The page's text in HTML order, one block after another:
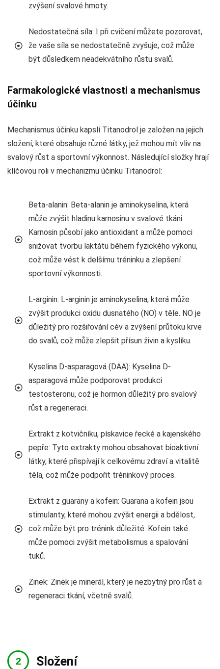
zvýšení svalové hmoty.
Nedostatečná síla: I při cvičení můžete pozorovat,
že vaše síla se nedostatečně zvyšuje, což může
být důsledkem neadekvátního růstu svalů.
Farmakologické vlastnosti a mechanismus
účinku
Mechanismus účinku kapslí Titanodrol je založen na jejich
složení, které obsahuje různé látky, jež mohou mít vliv na
svalový růst a sportovní výkonnost. Následující složky hrají
klíčovou roli v mechanizmu účinku Titanodrol:
Beta-alanin: Beta-alanin je aminokyselina, která
může zvýšit hladinu karnosinu v svalové tkáni.
Karnosin působí jako antioxidant a může pomoci
snižovat tvorbu laktátu během fyzického výkonu,
což může vést k delšímu tréninku a zlepšení
sportovní výkonnosti.
L-arginin: L-arginin je aminokyselina, která může
zvýšit produkci oxidu dusnatého (NO) v těle. NO je
důležitý pro rozšiřování cév a zvýšení průtoku krve
do svalů, což může zlepšit přísun živin a kyslíku.
Kyselina D-asparagová (DAA): Kyselina D-
asparagová může podporovat produkci
testosteronu, což je hormon důležitý pro svalový
růst a regeneraci.
Extrakt z kotvičníku, pískavice řecké a kajenského
pepře: Tyto extrakty mohou obsahovat bioaktivní
látky, které přispívají k celkovému zdraví a vitalitě
těla, což může podpořit tréninkový proces.
Extrakt z guarany a kofein: Guarana a kofein jsou
stimulanty, které mohou zvýšit energii a bdělost,
což může být pro trénink důležité. Kofein také
může pomoci zvýšit metabolismus a spalování
tuků.
Zinek: Zinek je minerál, který je nezbytný pro růst a
regeneraci tkání, včetně svalů.
Složení